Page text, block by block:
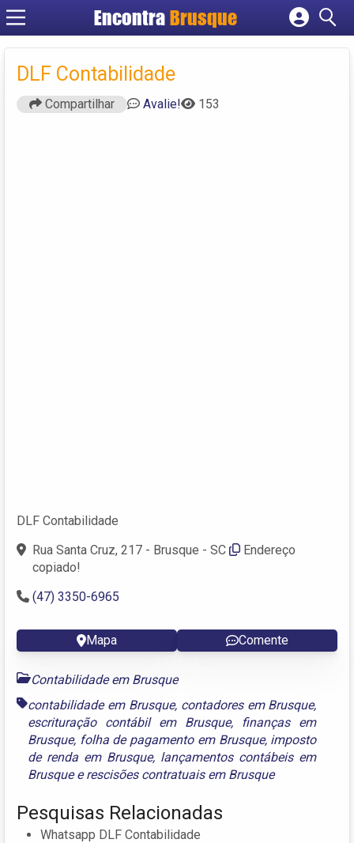
EncontraBrusque
Cadastrar empresa
Criar conta
DLF Contabilidade
Compartilhar Avalie! 153
DLF Contabilidade
Rua Santa Cruz, 217 - Brusque - SC
Endereço
copiado!
(47) 3350-6965
Mapa Comente
Contabilidade em Brusque
contabilidade em Brusque, contadores em Brusque,
escrituração contábil em Brusque, finanças em
Brusque, folha de pagamento em Brusque, imposto
de renda em Brusque, lançamentos contábeis em
Brusqueerescisões contratuais em Brusque
Pesquisas Relacionadas
Whatsapp DLF Contabilidade